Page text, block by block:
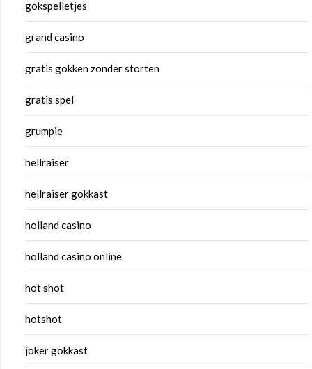
gokspelletjes
grand casino
gratis gokken zonder storten
gratis spel
grumpie
hellraiser
hellraiser gokkast
holland casino
holland casino online
hot shot
hotshot
joker gokkast